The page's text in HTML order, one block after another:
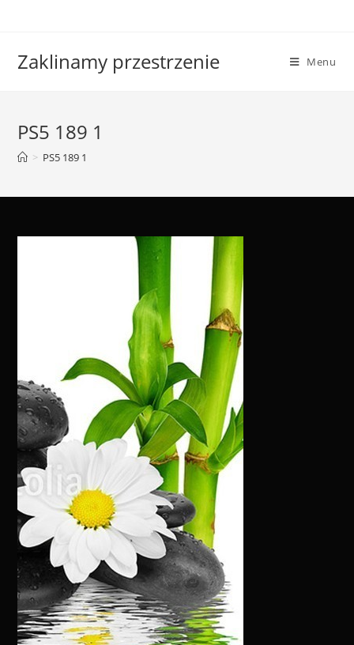
Zaklinamy przestrzenie Menu
PS5 189 1
> PS5 189 1